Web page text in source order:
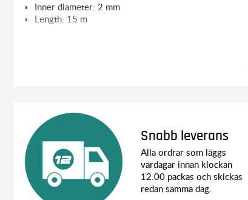
Inner diameter: 2 mm
Length: 15 m
Snabb leverans
Alla ordrar som läggs
vardagar innan klockan
12.00 packas och skickas
redan samma dag.